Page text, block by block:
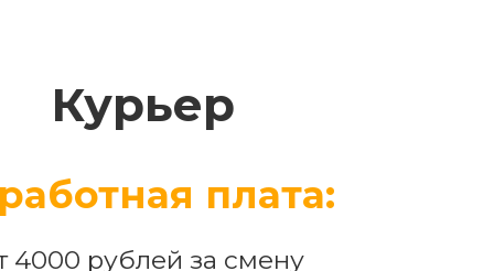
Курьер
плата:
4000 рублей за смену